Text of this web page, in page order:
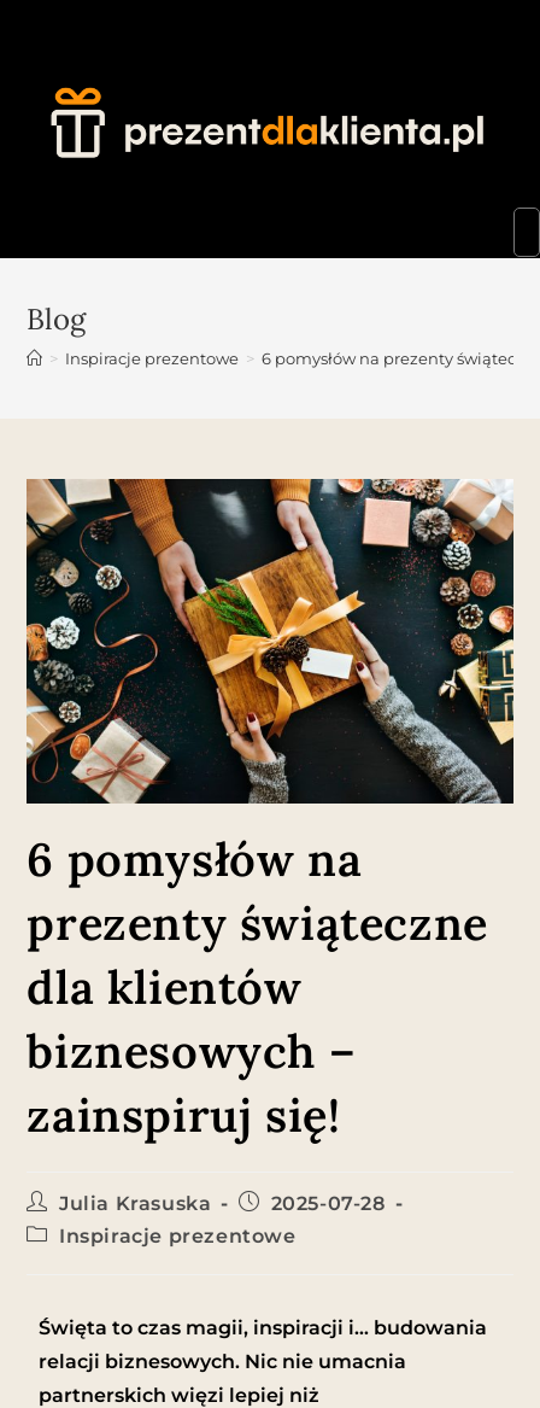
Blog
> Inspiracje prezentowe > 6 pomysłów na prezenty
6 pomysłów na
prezenty świąteczne
dla klientów
biznesowych –
zainspiruj się!
Julia Krasuska
2025-07-28
Inspiracje prezentowe
Święta to czas magii, inspiracji i… budowania
relacji biznesowych. Nic nie umacnia
partnerskich więzi lepiej niż